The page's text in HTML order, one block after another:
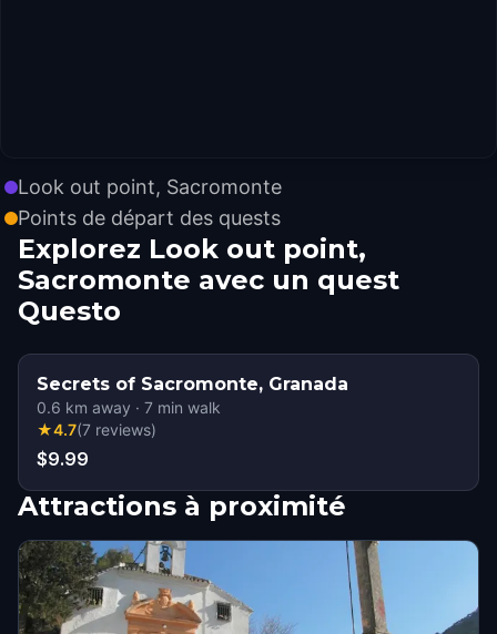
Look out point, Sacromonte
Points de départ des quests
Explorez Look out point,
Sacromonte avec un quest
Questo
Secrets of Sacromonte, Granada
0.6 km away · 7 min walk
★4.7(7 reviews)
$9.99
Attractions à proximité